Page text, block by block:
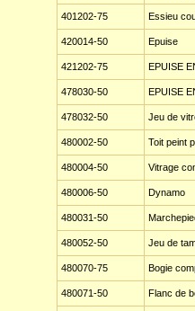
401202-75 Essieu
420014-50 Epuise
421202-75 EPUISE
478030-50 EPUISE
478032-50 Jeu de
480002-50 Toit peint
480004-50 Vitrage
480006-50 Dynamo
480031-50
480052-50 Jeu de
480070-75 Bogie
480071-50 Flanc de